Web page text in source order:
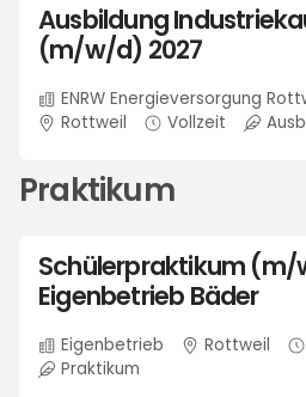
Ausbildung
(m/w/d) 2027
ENRW Energieversorgung
Rottweil
Vollzeit
Praktikum
Schülerpraktikum
Eigenbetrieb Bäder
Eigenbetrieb Rottweil
Praktikum